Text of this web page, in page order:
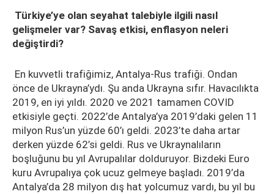
Türkiye’ye olan seyahat talebiyle ilgili nasıl
gelişmeler var? Savaş etkisi, enflasyon neleri
değiştirdi?
En kuvvetli trafiğimiz, Antalya-Rus trafiği. Ondan
önce de Ukrayna’ydı. Şu anda Ukrayna sıfır. Havacılıkta
2019, en iyi yıldı. 2020 ve 2021 tamamen COVID
etkisiyle geçti. 2022’de Antalya’ya 2019’daki gelen 11
milyon Rus’un yüzde 60’ı geldi. 2023’te daha artar
derken yüzde 62’si geldi. Rus ve Ukraynalıların
boşluğunu bu yıl Avrupalılar dolduruyor. Bizdeki Euro
kuru Avrupalıya çok ucuz gelmeye başladı. 2019’da
Antalya’da 28 milyon dış hat yolcumuz vardı, bu yıl bu